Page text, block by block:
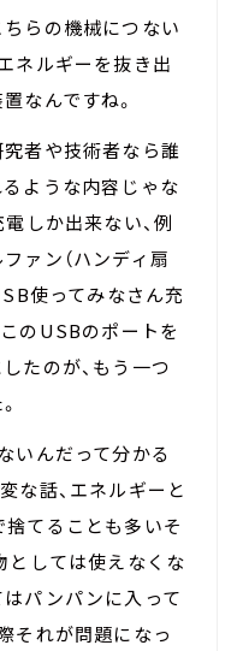
らの機械につない
ネルギーを抜き出
なんですね。
者や技術者なら誰
ような内容じゃな
電しか出来ない、例
ァン（ハンディ扇
使ってみなさん充
のUSBのポートを
たのが、もう一つ
いんだって分かる
な話、エネルギーと
てることも多いそ
としては使えなくな
パンパンに入って
それが問題になっ